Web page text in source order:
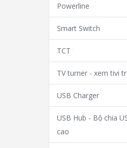
Powerline
Smart Switch
TCT
TV turner - xem tivi
USB Charger
USB Hub - Bộ chia
cao